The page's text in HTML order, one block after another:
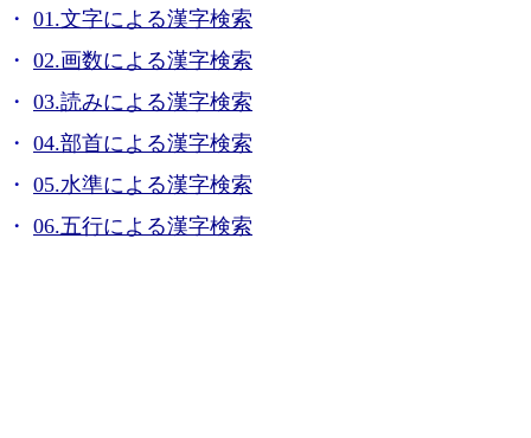
01.文字による漢字検索
02.画数による漢字検索
03.読みによる漢字検索
04.部首による漢字検索
05.水準による漢字検索
06.五行による漢字検索